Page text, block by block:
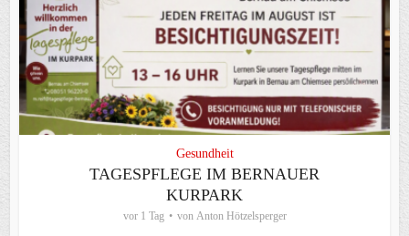
Gesundheit
TAGESPFLEGE IM BERNAUER
KURPARK
vor 1 Tag von Anton Hötzelsperger